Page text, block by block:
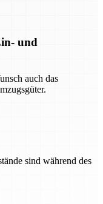
und
auch das
sind während des